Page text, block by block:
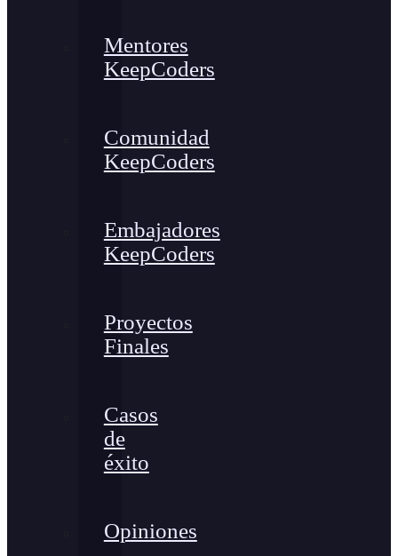
Mentores
KeepCoders
Comunidad
KeepCoders
Embajadores
KeepCoders
Proyectos
Finales
Casos
de
éxito
Opiniones